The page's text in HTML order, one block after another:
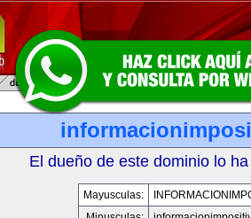
El dueño de este dominio lo
Mayusculas: